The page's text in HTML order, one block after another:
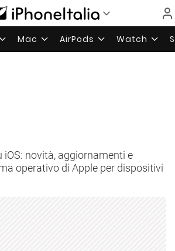
Mac AirPods Watch
iOS: novità, aggiornamenti e
operativo di Apple per dispositivi